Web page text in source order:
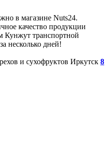
в магазине Nuts24.
качество продукции
Кунжут транспортной
несколько дней!
Иркутск 8